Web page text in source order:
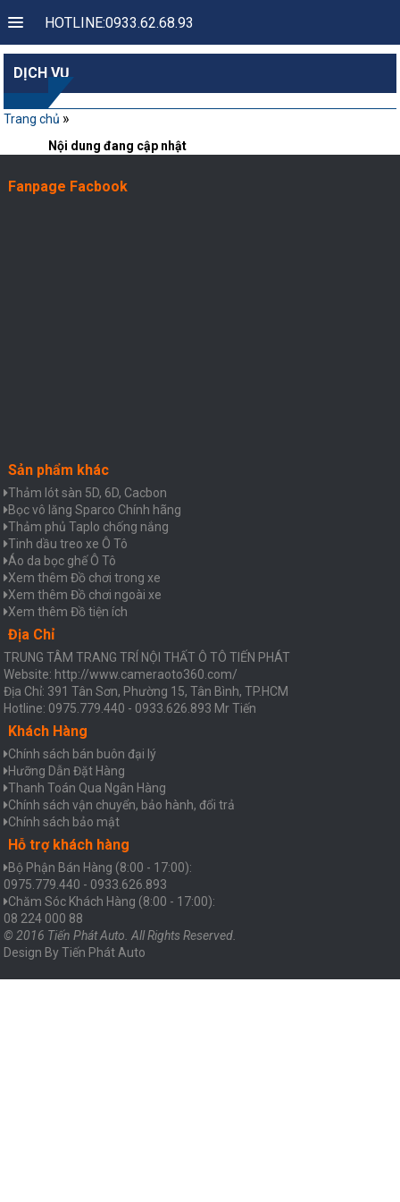
HOTLINE:0933.62.68.93
DỊCH VỤ
Trang chủ »
Nội dung đang cập nhật
Fanpage Facbook
Sản phẩm khác
Thảm lót sàn 5D, 6D, Cacbon
Bọc vô lăng Sparco Chính hãng
Thảm phủ Taplo chống nắng
Tinh dầu treo xe Ô Tô
Áo da bọc ghế Ô Tô
Xem thêm Đồ chơi trong xe
Xem thêm Đồ chơi ngoài xe
Xem thêm Đồ tiện ích
Địa Chỉ
TRUNG TÂM TRANG TRÍ NỘI THẤT Ô TÔ TIẾN PHÁT
Website: http://www.cameraoto360.com/
Địa Chỉ: 391 Tân Sơn, Phường 15, Tân Bình, TP.HCM
Hotline: 0975.779.440 - 0933.626.893 Mr Tiến
Khách Hàng
Chính sách bán buôn đại lý
Hưỡng Dẫn Đặt Hàng
Thanh Toán Qua Ngân Hàng
Chính sách vận chuyển, bảo hành, đổi trả
Chính sách bảo mật
Hỗ trợ khách hàng
Bộ Phận Bán Hàng (8:00 - 17:00):
0975.779.440 - 0933.626.893
Chăm Sóc Khách Hàng (8:00 - 17:00):
08 224 000 88
© 2016 Tiến Phát Auto. All Rights Reserved.
Design ByTiến Phát Auto